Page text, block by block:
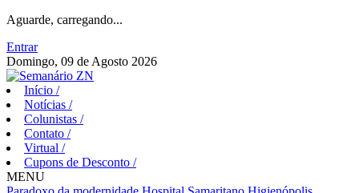
Aguarde, carregando...
Entrar
Domingo, 09 de Agosto 2026
Início /
Notícias /
Colunistas /
Contato /
Virtual /
Cupons de Desconto /
MENU